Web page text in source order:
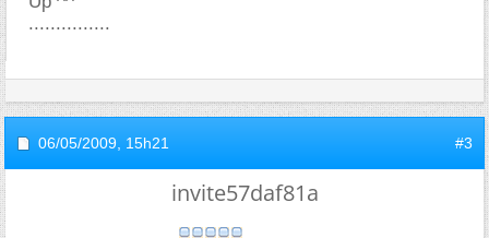
...............
06/05/2009, 15h21 #3
invite57daf81a